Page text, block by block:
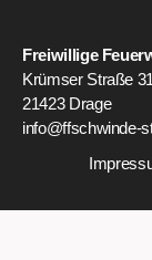
Freiwillige
Krümser Straße 31
21423 Drage
info@ffschwinde-